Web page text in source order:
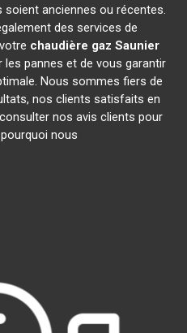
soient anciennes ou récentes.
des services de
chaudière gaz Saunier
les pannes et de vous garantir
Nous sommes fiers de
nos clients satisfaits en
nos avis clients pour
nous